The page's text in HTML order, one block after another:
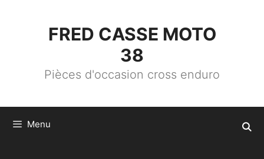
FRED CASSE MOTO
38
Pièces d'occasion cross enduro
Menu